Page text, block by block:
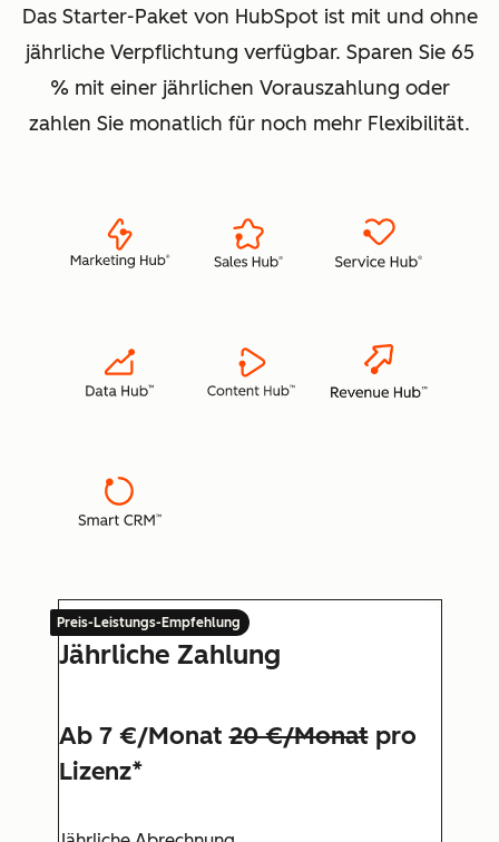
Das Starter-Paket von HubSpot ist mit und ohne
jährliche Verpflichtung verfügbar. Sparen Sie 65
% mit einer jährlichen Vorauszahlung oder
zahlen Sie monatlich für noch mehr Flexibilität.
Preis-Leistungs-Empfehlung
Jährliche Zahlung
Ab 7 €/Monat20 €/Monatpro
Lizenz*